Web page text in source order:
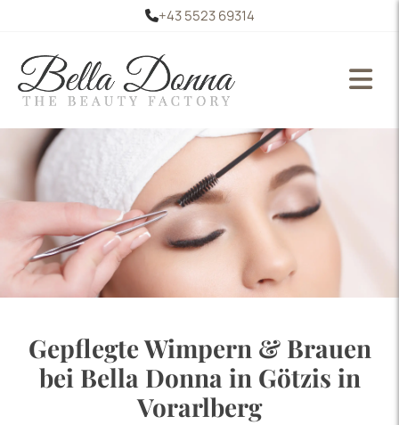
+43 5523 69314
Gepflegte Wimpern & Brauen
bei Bella Donna in Götzis in
Vorarlberg